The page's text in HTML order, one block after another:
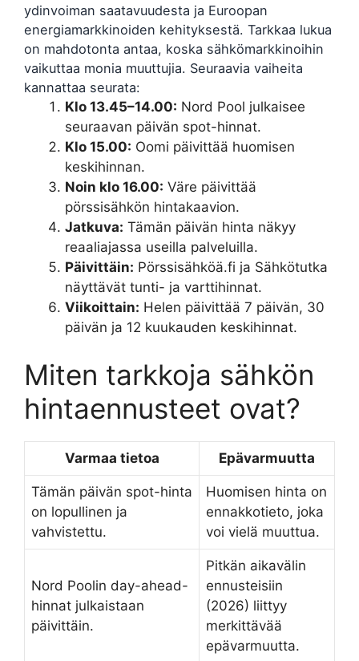
ydinvoiman saatavuudesta ja Euroopan
energiamarkkinoiden kehityksestä. Tarkkaa lukua
on mahdotonta antaa, koska sähkömarkkinoihin
vaikuttaa monia muuttujia. Seuraavia vaiheita
kannattaa seurata:
Klo 13.45–14.00: Nord Pool julkaisee
seuraavan päivän spot-hinnat.
Klo 15.00: Oomi päivittää huomisen
keskihinnan.
Noin klo 16.00: Väre päivittää
pörssisähkön hintakaavion.
Jatkuva: Tämän päivän hinta näkyy
reaaliajassa useilla palveluilla.
Päivittäin: Pörssisähköä.fi ja Sähkötutka
näyttävät tunti- ja varttihinnat.
Viikoittain: Helen päivittää 7 päivän, 30
päivän ja 12 kuukauden keskihinnat.
Miten tarkkoja sähkön
hintaennusteet ovat?
Varmaa tietoa Epävarmuutta
Tämän päivän spot-hinta
on lopullinen ja
vahvistettu.
Huomisen hinta on
ennakkotieto, joka
voi vielä muuttua.
Nord Poolin day-ahead-
hinnat julkaistaan
päivittäin.
Pitkän aikavälin
ennusteisiin
(2026) liittyy
merkittävää
epävarmuutta.